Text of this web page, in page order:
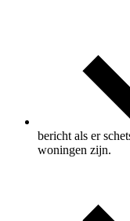
bericht als er
woningen zijn.